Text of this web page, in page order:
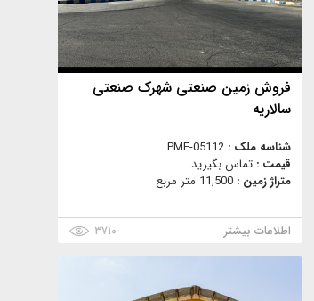
فروش زمین صنعتی شهرک صنعتی
سالاریه
شناسه ملک : PMF-05112
قیمت : تماس بگیرید.
متراژ زمین : 11,500 متر مربع
اطلاعات بیشتر ۳۷۱۰